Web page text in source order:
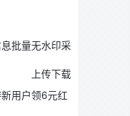
批量无水印采
上传下载
用户领6元红